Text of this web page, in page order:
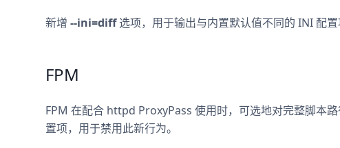
新增 --ini=diff选项，用于输出与内置默认值不同的 INI 配置
FPM
FPM 在配合 httpd ProxyPass 使用时，可选地对完整脚本
置项，用于禁用此新行为。